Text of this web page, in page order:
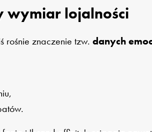
wymiar lojalności
rośnie znaczenie tzw. danych